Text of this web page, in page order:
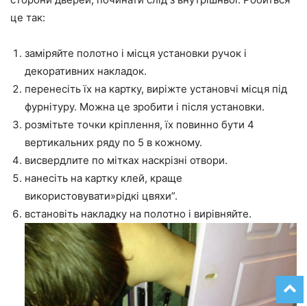
це так:
заміряйте полотно і місця установки ручок і
декоративних накладок.
перенесіть їх на картку, виріжте установчі місця під
фурнітуру. Можна це зробити і після установки.
розмітьте точки кріплення, їх повинно бути 4
вертикальних ряду по 5 в кожному.
висвердлите по мітках наскрізні отвори.
нанесіть на картку клей, краще
використовувати»рідкі цвяхи”.
встановіть накладку на полотно і вирівняйте.